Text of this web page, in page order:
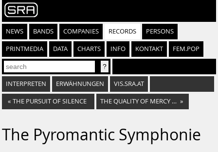
NEWS BANDS COMPANIES RECORDS PERSONS
PRINTMEDIA DATA CHARTS INFO KONTAKT FEM.POP
INTERPRETEN ERWÄHNUNGEN VIS.SRA.AT
« THE PURSUIT OF SILENCE THE QUALITY OF MERCY / VOR LAUTER FEIGHEIT GIBT ES KEIN ERBARMEN »
The Pyromantic Symphonie